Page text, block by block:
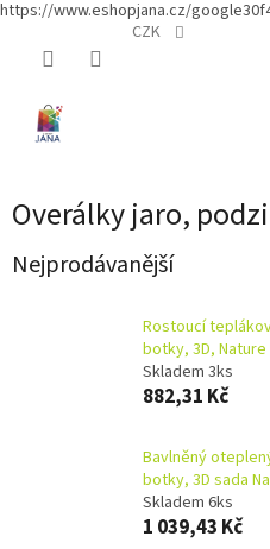
https://www.eshopjana.cz/
CZK
Overálky jaro,
Nejprodávanější
Rostoucí
botky, 3D,
Skladem 3ks
882,31 Kč
Bavlněný
botky, 3D sada
Skladem 6ks
1 039,43 Kč